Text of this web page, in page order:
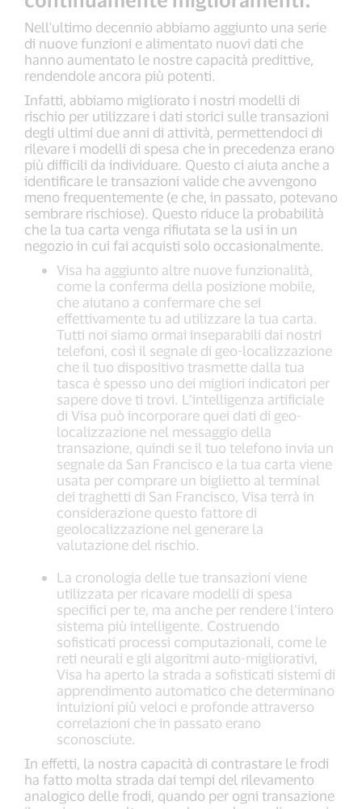
Nell'ultimo decennio abbiamo aggiunto una serie
di nuove funzioni e alimentato nuovi dati che
hanno aumentato le nostre capacità predittive,
rendendole ancora più potenti.
Infatti, abbiamo migliorato i nostri modelli di
rischio per utilizzare i dati storici sulle transazioni
degli ultimi due anni di attività, permettendoci di
rilevare i modelli di spesa che in precedenza erano
più difficili da individuare. Questo ci aiuta anche a
identificare le transazioni valide che avvengono
meno frequentemente (e che, in passato, potevano
sembrare rischiose). Questo riduce la probabilità
che la tua carta venga rifiutata se la usi in un
negozio in cui fai acquisti solo occasionalmente.
Visa ha aggiunto altre nuove funzionalità,
come la conferma della posizione mobile,
che aiutano a confermare che sei
effettivamente tu ad utilizzare la tua carta.
Tutti noi siamo ormai inseparabili dai nostri
telefoni, così il segnale di geo-localizzazione
che il tuo dispositivo trasmette dalla tua
tasca è spesso uno dei migliori indicatori per
sapere dove ti trovi. L’intelligenza artificiale
di Visa può incorporare quei dati di geo-
localizzazione nel messaggio della
transazione, quindi se il tuo telefono invia un
segnale da San Francisco e la tua carta viene
usata per comprare un biglietto al terminal
dei traghetti di San Francisco, Visa terrà in
considerazione questo fattore di
geolocalizzazione nel generare la
valutazione del rischio.
La cronologia delle tue transazioni viene
utilizzata per ricavare modelli di spesa
specifici per te, ma anche per rendere l’intero
sistema più intelligente. Costruendo
sofisticati processi computazionali, come le
reti neurali e gli algoritmi auto-migliorativi,
Visa ha aperto la strada a sofisticati sistemi di
apprendimento automatico che determinano
intuizioni più veloci e profonde attraverso
correlazioni che in passato erano
sconosciute.
In effetti, la nostra capacità di contrastare le frodi
ha fatto molta strada dai tempi del rilevamento
analogico delle frodi, quando per ogni transazione